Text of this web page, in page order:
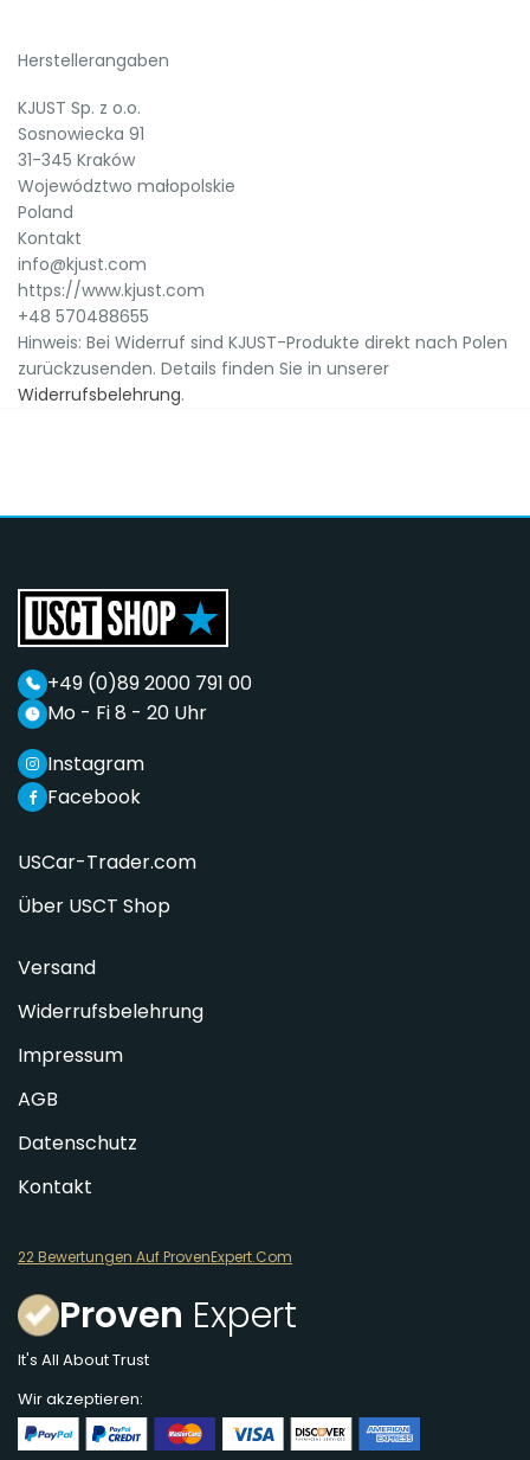
Herstellerangaben
KJUST Sp. z o.o.
Sosnowiecka 91
31-345 Kraków
Województwo małopolskie
Poland
Kontakt
info@kjust.com
https://www.kjust.com
+48 570488655
Hinweis: Bei Widerruf sind KJUST-Produkte direkt nach Polen
zurückzusenden. Details finden Sie in unserer
Widerrufsbelehrung.
+49 (0)89 2000 791 00
Mo - Fi 8 - 20 Uhr
Facebook
Instagram
USCar-Trader.com
Über USCT Shop
Versand
Widerrufsbelehrung
Impressum
AGB
Datenschutz
Kontakt
22 Bewertungen Auf ProvenExpert.Com
Proven Expert
It's All About Trust
Wir akzeptieren: